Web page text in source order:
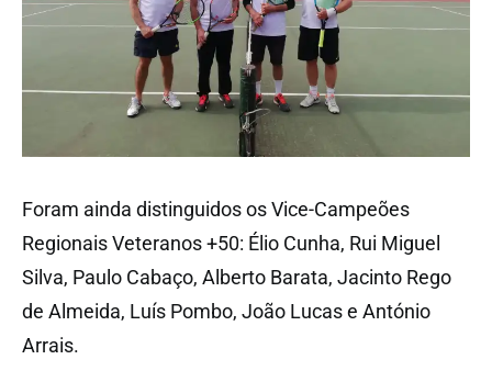
Foram ainda distinguidos os Vice-Campeões
Regionais Veteranos +50: Élio Cunha, Rui Miguel
Silva, Paulo Cabaço, Alberto Barata, Jacinto Rego
de Almeida, Luís Pombo, João Lucas e António
Arrais.